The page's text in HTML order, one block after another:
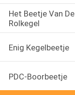
Het Beetje Van De
Rolkegel
Enig Kegelbeetje
PDC-Boorbeetje